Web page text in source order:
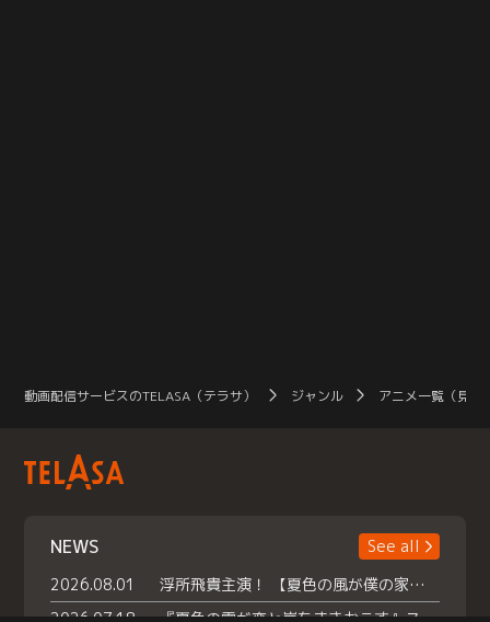
動画配信サービスのTELASA（テラサ） ジャンル アニメ一覧（見放
NEWS
See all
2026.08.01
浮所飛貴主演！ 【夏色の風が僕の家にやってきた】 本日よりテラサで独占配信スタート！